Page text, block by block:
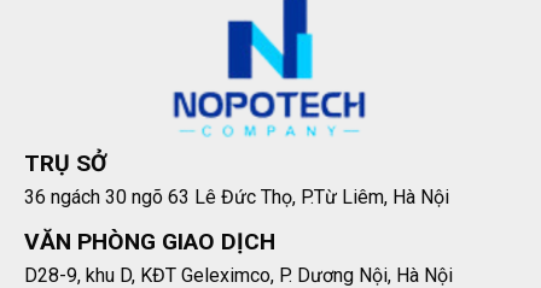
TRỤ SỞ
36 ngách 30 ngõ 63 Lê Đức Thọ, P.Từ Liêm, Hà Nội
VĂN PHÒNG GIAO DỊCH
D28-9, khu D, KĐT Geleximco, P. Dương Nội, Hà Nội